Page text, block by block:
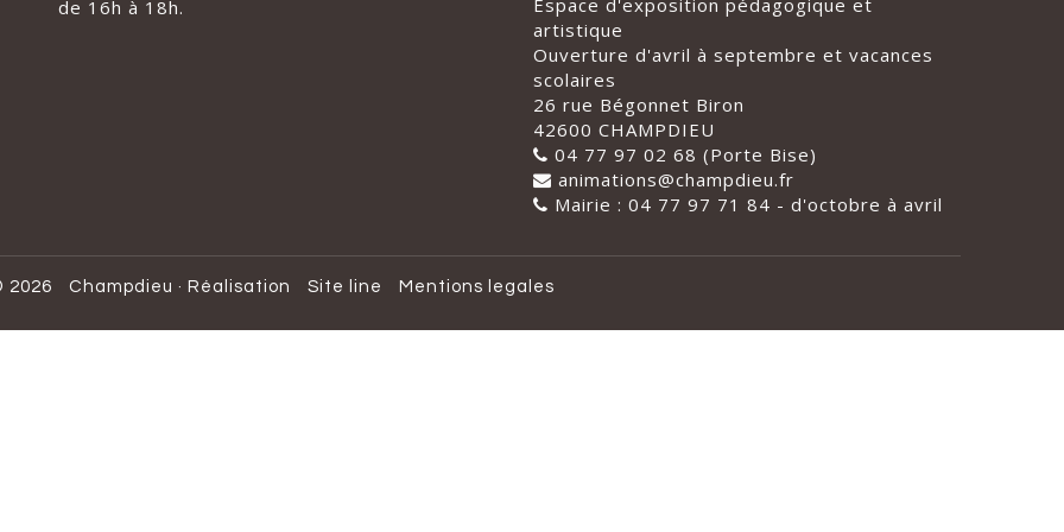
de 16h à 18h.
artistique
Ouverture d'avril à septembre et vacances
scolaires
26 rue Bégonnet Biron
42600 CHAMPDIEU
04 77 97 02 68 (Porte Bise)
animations@champdieu.fr
Mairie : 04 77 97 71 84 - d'octobre à avril
2026 Champdieu · Réalisation Site line Mentions legales